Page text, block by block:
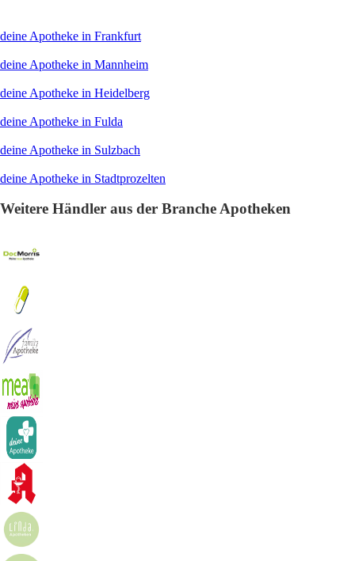
deine Apotheke in Frankfurt
deine Apotheke in Mannheim
deine Apotheke in Heidelberg
deine Apotheke in Fulda
deine Apotheke in Sulzbach
deine Apotheke in Stadtprozelten
Weitere Händler aus der Branche Apotheken